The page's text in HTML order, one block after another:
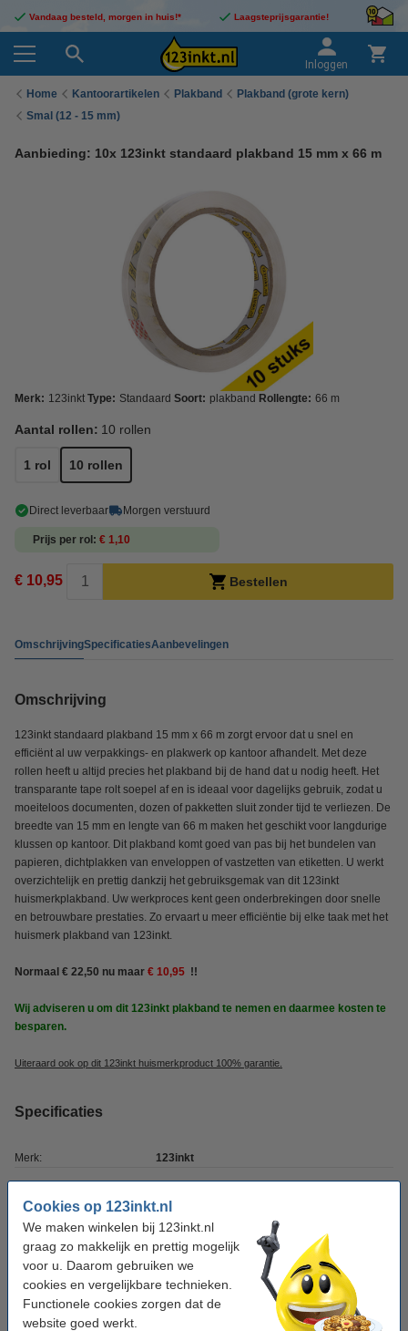
Cookies op 123inkt.nl
We maken winkelen bij 123inkt.nl
graag zo makkelijk en prettig mogelijk
voor u. Daarom gebruiken we
cookies en vergelijkbare technieken.
Functionele cookies zorgen dat de
website goed werkt.
Vandaag besteld, morgen in huis!* Laagsteprijsgarantie!
Inloggen
Home Kantoorartikelen Plakband
Plakband (grote kern)
Smal (12 - 15 mm)
Aanbieding: 10x 123inkt standaard plakband 15 mm x 66 m
Merk: 123inkt Type: Standaard Soort: plakband Rollengte: 66 m
Aantal rollen: 10 rollen
1 rol 10 rollen
Direct leverbaar Morgen verstuurd
Prijs per rol € 1,10
€ 10,95 Bestellen
OmschrijvingSpecificatiesAanbevelingen
Omschrijving
123inkt standaard plakband 15 mm x 66 m zorgt ervoor dat u snel en
efficiënt al uw verpakkings- en plakwerk op kantoor afhandelt. Met deze
rollen heeft u altijd precies het plakband bij de hand dat u nodig heeft. Het
transparante tape rolt soepel af en is ideaal voor dagelijks gebruik, zodat u
moeiteloos documenten, dozen of pakketten sluit zonder tijd te verliezen. De
breedte van 15 mm en lengte van 66 m maken het geschikt voor langdurige
klussen op kantoor. Dit plakband komt goed van pas bij het bundelen van
papieren, dichtplakken van enveloppen of vastzetten van etiketten. U werkt
overzichtelijk en prettig dankzij het gebruiksgemak van dit 123inkt
huismerkplakband. Uw werkproces kent geen onderbrekingen door snelle
en betrouwbare prestaties. Zo ervaart u meer efficiëntie bij elke taak met het
huismerk plakband van 123inkt.
Normaal € 22,50 nu maar € 10,95 !!
Wij adviseren u om dit 123inkt plakband te nemen en daarmee kosten te
besparen.
Uiteraard ook op dit 123inkt huismerkproduct 100% garantie.
Specificaties
Merk: 123inkt
Rollengte: 66 m
Rolbreedte: 15 mm
Kerndiameter: groot